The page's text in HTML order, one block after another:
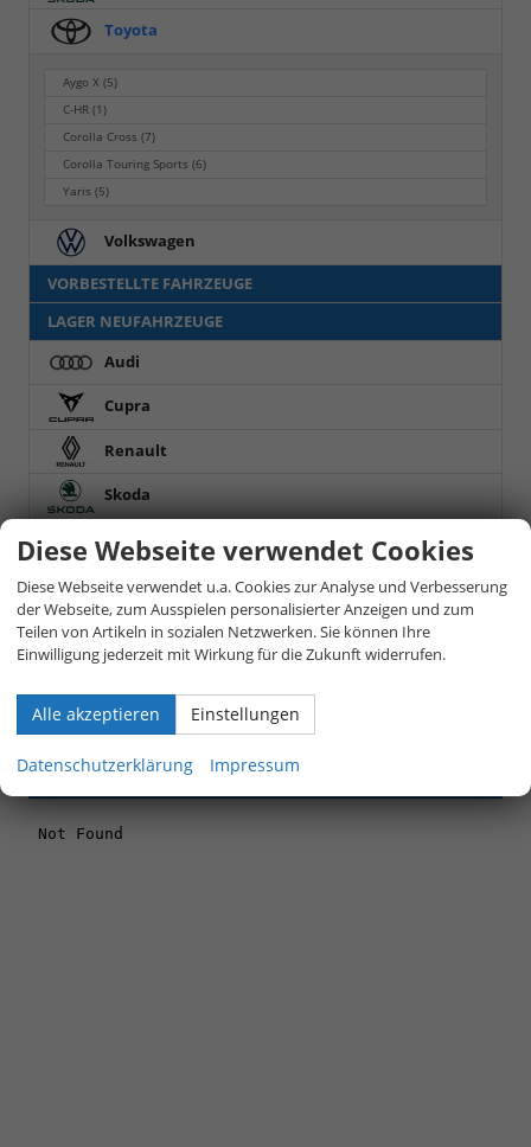
Toyota
Aygo X(5)
C-HR(1)
Corolla Cross(7)
Corolla Touring Sports(6)
Yaris(5)
Volkswagen
VORBESTELLTE FAHRZEUGE
LAGER NEUFAHRZEUGE
Audi
Cupra
Renault
Skoda
Toyota
Proace City(10)
Volkswagen
LEASING-AKTIONSFAHRZEUGE
Anmelden
Diese Webseite verwendet Cookies
Diese Webseite verwendet u.a. Cookies zur Analyse und Verbesserung
der Webseite, zum Ausspielen personalisierter Anzeigen und zum
Teilen von Artikeln in sozialen Netzwerken. Sie können Ihre
Einwilligung jederzeit mit Wirkung für die Zukunft widerrufen.
Alle akzeptieren Einstellungen
Datenschutzerklärung Impressum